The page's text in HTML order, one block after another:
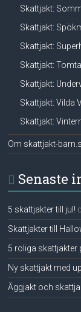
Skattjakt:
Skattjakt:
Skattjakt:
Skattjakt:
Skattjakt:
Skattjakt: Vilda
Skattjakt:
Om skattjakt-
Senaste
5 skattjakter till jul!
Skattjakter till
5 roliga
Ny skattjakt med
Äggjakt och